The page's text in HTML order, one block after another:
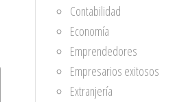
Contabilidad
Economía
Emprendedores
Empresarios exitosos
Extranjería